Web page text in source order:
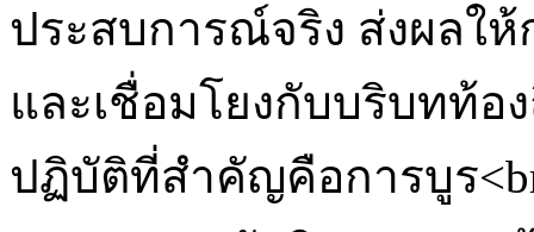
ประสบการณ์จริง ส่งผลใ
และเชื่อมโยงกับบริบทท้อ
ปฏิบัติที่สำคัญคือการบูร